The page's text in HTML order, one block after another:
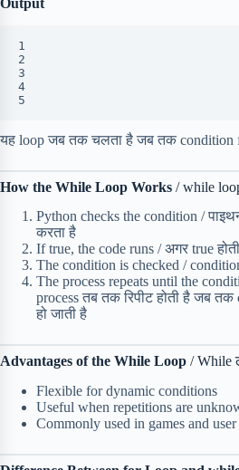
1
2
3
4
5
यह loop जब तक चलता है जब तक condition
How the While Loop Works / while
Python checks the condition /
करता है
If true, the code runs / अगर true
The condition is checked /
The process repeats until the
process तब तक रिपीट होती है जब तक
हो जाती है
Advantages of the While Loop / While
Flexible for dynamic conditions
Useful when repetitions are
Commonly used in games and